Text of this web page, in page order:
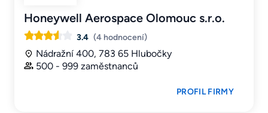
Honeywell Aerospace Olomouc s.r.o.
3.4 (4 hodnocení)
Nádražní 400, 783 65 Hlubočky
500 - 999 zaměstnanců
PROFIL FIRMY